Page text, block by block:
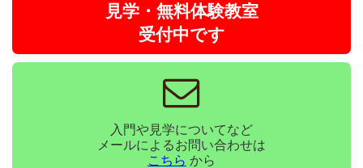
見学・無料体験教室
受付中です
入門や見学についてなど
メールによるお問い合わせは
こちら から